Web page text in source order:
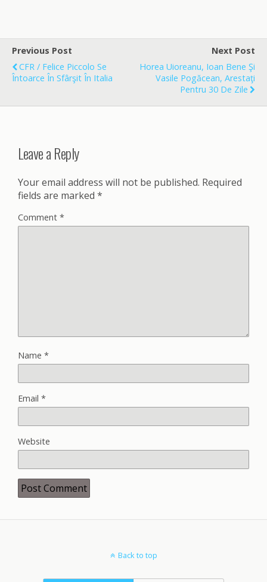
b
o
o
k
l
e
Previous Post
CFR / Felice Piccolo Se
Întoarce În Sfârşit În Italia
Next Post
Horea Uioreanu, Ioan Bene Şi
Vasile Pogăcean, Arestaţi
Pentru 30 De Zile
Leave a Reply
Your email address will not be published. Required
fields are marked *
Comment *
Name *
Email *
Website
Back to top